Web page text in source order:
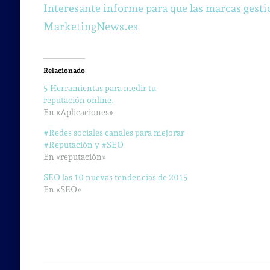
Interesante informe para que las marcas
MarketingNews.es
Relacionado
5 Herramientas para medir tu
reputación online.
En «Aplicaciones»
#Redes sociales canales para mejorar
#Reputación y #SEO
En «reputación»
SEO las 10 nuevas tendencias de 2015
En «SEO»